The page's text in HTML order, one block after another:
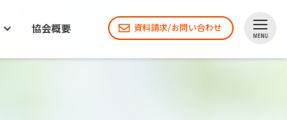
協会概要 資料請求/お問い合わせ